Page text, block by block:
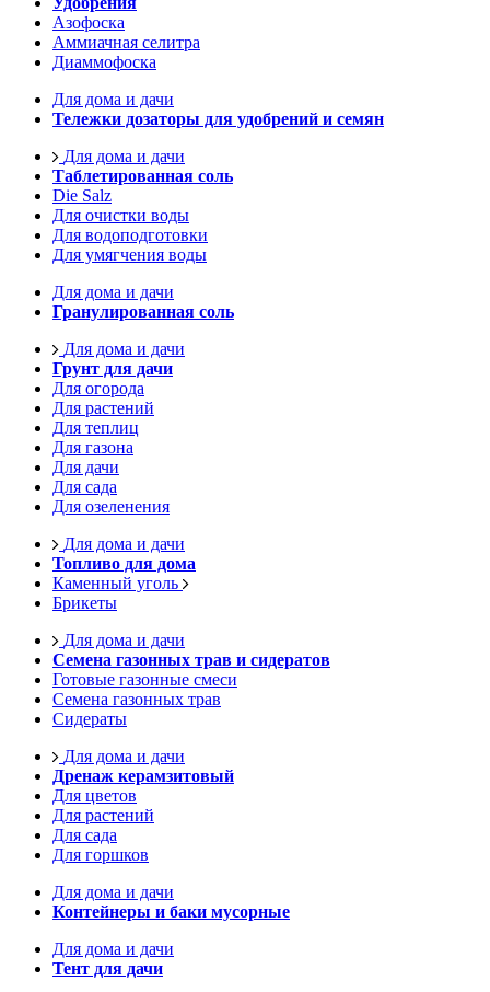
Азофоска
Аммиачная селитра
Диаммофоска
Для дома и дачи
Тележки дозаторы для удобрений и семян
Для дома и дачи
Таблетированная соль
Die Salz
Для очистки воды
Для водоподготовки
Для умягчения воды
Для дома и дачи
Гранулированная соль
Для дома и дачи
Грунт для дачи
Для огорода
Для растений
Для теплиц
Для газона
Для дачи
Для сада
Для озеленения
Для дома и дачи
Топливо для дома
Каменный уголь
Брикеты
Для дома и дачи
Семена газонных трав и сидератов
Готовые газонные смеси
Семена газонных трав
Сидераты
Для дома и дачи
Дренаж керамзитовый
Для цветов
Для растений
Для сада
Для горшков
Для дома и дачи
Контейнеры и баки мусорные
Для дома и дачи
Тент для дачи